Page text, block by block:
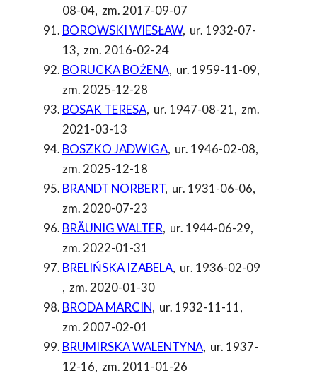
08-04, zm. 2017-09-07
BOROWSKI WIESŁAW, ur. 1932-07-
13, zm. 2016-02-24
BORUCKA BOŻENA, ur. 1959-11-09,
zm. 2025-12-28
BOSAK TERESA, ur. 1947-08-21, zm.
2021-03-13
BOSZKO JADWIGA, ur. 1946-02-08,
zm. 2025-12-18
BRANDT NORBERT, ur. 1931-06-06,
zm. 2020-07-23
BRÄUNIG WALTER, ur. 1944-06-29,
zm. 2022-01-31
BRELIŃSKA IZABELA, ur. 1936-02-09
, zm. 2020-01-30
BRODA MARCIN, ur. 1932-11-11,
zm. 2007-02-01
BRUMIRSKA WALENTYNA, ur. 1937-
12-16, zm. 2011-01-26